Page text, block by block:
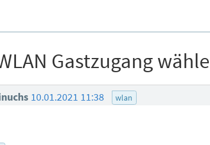
Gastzugang
10.01.2021 11:38 wlan